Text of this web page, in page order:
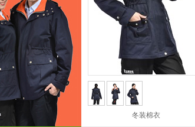
冬装棉衣